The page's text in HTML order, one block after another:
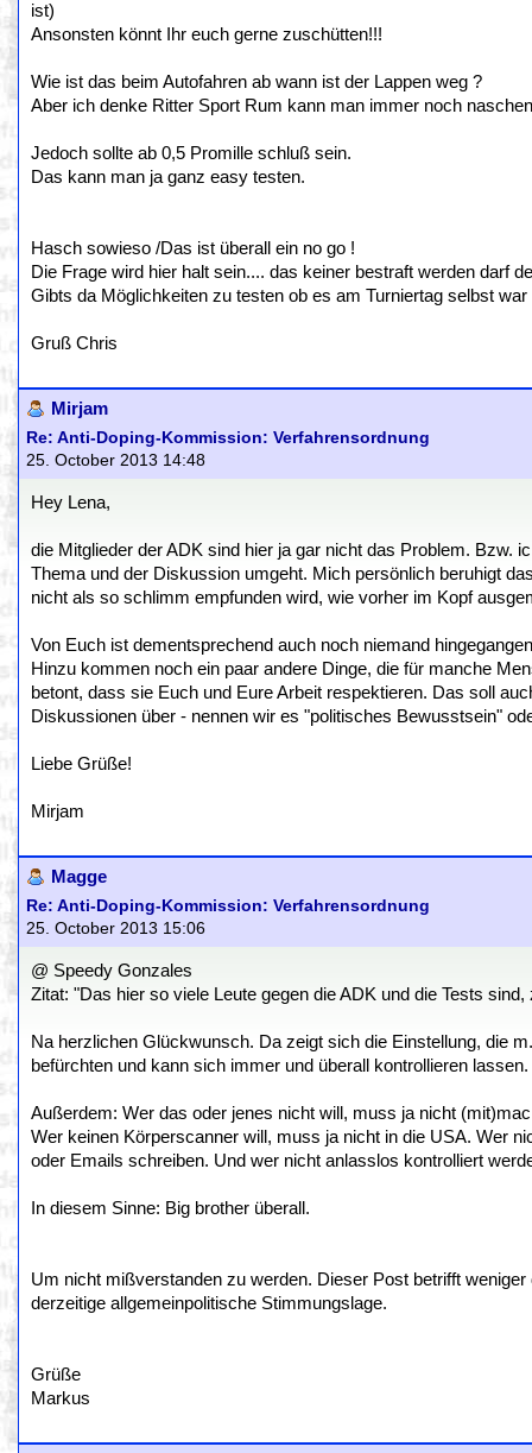
ist)
Ansonsten könnt Ihr euch gerne zuschütten!!!
Wie ist das beim Autofahren ab wann ist der Lappen weg ?
Aber ich denke Ritter Sport Rum kann man immer noch
Jedoch sollte ab 0,5 Promille schluß sein.
Das kann man ja ganz easy testen.
Hasch sowieso /Das ist überall ein no go !
Die Frage wird hier halt sein.... das keiner bestraft werden darf
Gibts da Möglichkeiten zu testen ob es am Turniertag selbst war
Gruß Chris
Mirjam
Re: Anti-Doping-Kommission: Verfahrensordnung
25. October 2013 14:48
Hey Lena,
die Mitglieder der ADK sind hier ja gar nicht das Problem. Bzw.
Thema und der Diskussion umgeht. Mich persönlich beruhigt
nicht als so schlimm empfunden wird, wie vorher im Kopf
Von Euch ist dementsprechend auch noch niemand
Hinzu kommen noch ein paar andere Dinge, die für manche
betont, dass sie Euch und Eure Arbeit respektieren. Das soll
Diskussionen über - nennen wir es "politisches Bewusstsein"
Liebe Grüße!
Mirjam
Magge
Re: Anti-Doping-Kommission: Verfahrensordnung
25. October 2013 15:06
@ Speedy Gonzales
Zitat: "Das hier so viele Leute gegen die ADK und die Tests
Na herzlichen Glückwunsch. Da zeigt sich die Einstellung, die
befürchten und kann sich immer und überall kontrollieren
Außerdem: Wer das oder jenes nicht will, muss ja nicht
Wer keinen Körperscanner will, muss ja nicht in die USA. Wer
oder Emails schreiben. Und wer nicht anlasslos kontrolliert
In diesem Sinne: Big brother überall.
Um nicht mißverstanden zu werden. Dieser Post betrifft
derzeitige allgemeinpolitische Stimmungslage.
Grüße
Markus